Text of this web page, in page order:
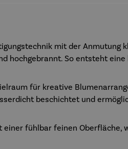
mit der Anmutung
hochgebrannt. So entsteht
für kreative
beschichtet und
fühlbar feinen Oberfläche,